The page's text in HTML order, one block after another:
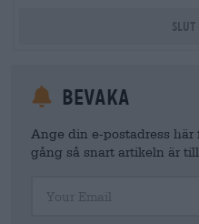
Slut
Bevaka
Ange din e-postadress
gång så snart artikeln är